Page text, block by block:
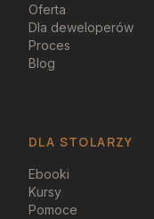
Oferta
Dla deweloperów
Proces
Blog
DLA STOLARZY
Ebooki
Kursy
Pomoce